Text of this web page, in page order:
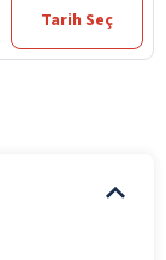
Tarih Seç